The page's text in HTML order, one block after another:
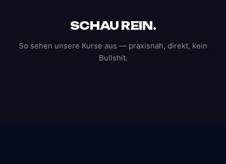
SCHAU REIN.
So sehen unsere Kurse aus — praxisnah, direkt, kein
Bullshit.